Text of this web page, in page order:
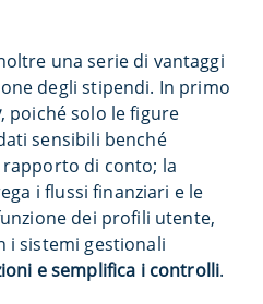
una serie di vantaggi
degli stipendi. In primo
, poiché solo le figure
sensibili benché
di conto; la
i flussi finanziari e le
dei profili utente,
i sistemi gestionali
e semplifica i controlli.